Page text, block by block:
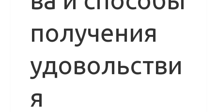
получения
удовольстви
я